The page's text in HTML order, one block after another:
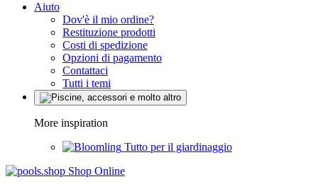
Aiuto
Dov'è il mio ordine?
Restituzione prodotti
Costi di spedizione
Opzioni di pagamento
Contattaci
Tutti i temi
More inspiration
Tutto per il giardinaggio